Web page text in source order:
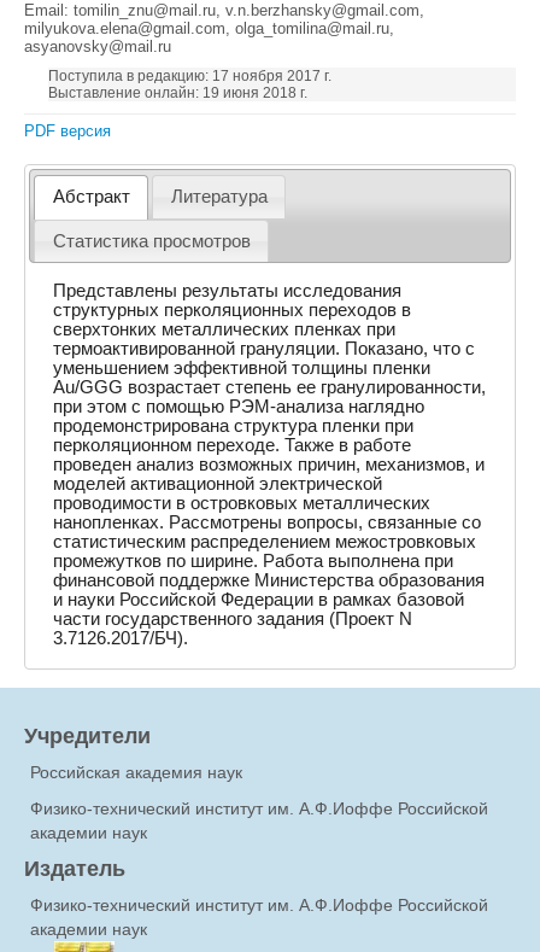
Email: tomilin_znu@mail.ru, v.n.berzhansky@gmail.com,
milyukova.elena@gmail.com, olga_tomilina@mail.ru,
asyanovsky@mail.ru
Поступила в редакцию: 17 ноября 2017 г.
Выставление онлайн: 19 июня 2018 г.
PDF версия
Абстракт Литература
Статистика просмотров
Представлены результаты исследования
структурных перколяционных переходов в
сверхтонких металлических плeнках при
термоактивированной грануляции. Показано, что с
уменьшением эффективной толщины плeнки
Au/GGG возрастает степень еe гранулированности,
при этом с помощью РЭМ-анализа наглядно
продемонстрирована структура плeнки при
перколяционном переходе. Также в работе
проведен анализ возможных причин, механизмов, и
моделей активационной электрической
проводимости в островковых металлических
наноплeнках. Рассмотрены вопросы, связанные со
статистическим распределением межостровковых
промежутков по ширине. Работа выполнена при
финансовой поддержке Министерства образования
и науки Российской Федерации в рамках базовой
части государственного задания (Проект N
3.7126.2017/БЧ).
Учредители
Российская академия наук
Физико-технический институт им. А.Ф.Иоффе Российской
академии наук
Издатель
Физико-технический институт им. А.Ф.Иоффе Российской
академии наук